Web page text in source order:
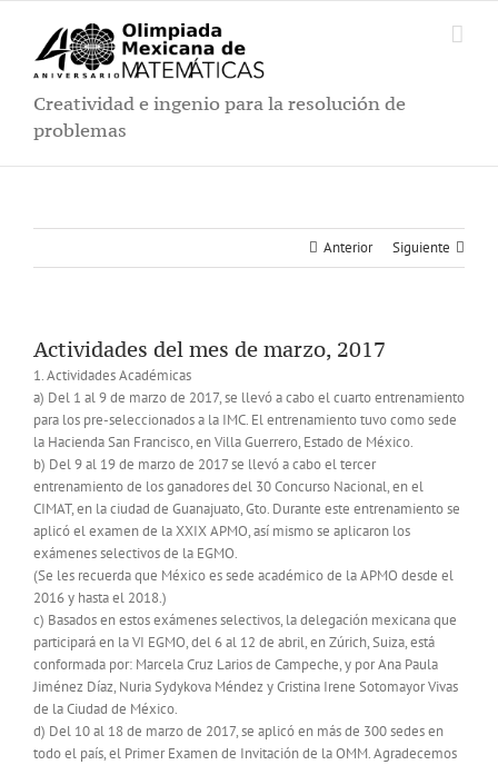
contenido
Creatividad e ingenio para la resolución de
problemas
Anterior Siguiente
Actividades del mes de marzo, 2017
1. Actividades Académicas
a) Del 1 al 9 de marzo de 2017, se llevó a cabo el cuarto entrenamiento
para los pre-seleccionados a la IMC. El entrenamiento tuvo como sede
la Hacienda San Francisco, en Villa Guerrero, Estado de México.
b) Del 9 al 19 de marzo de 2017 se llevó a cabo el tercer
entrenamiento de los ganadores del 30 Concurso Nacional, en el
CIMAT, en la ciudad de Guanajuato, Gto. Durante este entrenamiento se
aplicó el examen de la XXIX APMO, así mismo se aplicaron los
exámenes selectivos de la EGMO.
(Se les recuerda que México es sede académico de la APMO desde el
2016 y hasta el 2018.)
c) Basados en estos exámenes selectivos, la delegación mexicana que
participará en la VI EGMO, del 6 al 12 de abril, en Zúrich, Suiza, está
conformada por: Marcela Cruz Larios de Campeche, y por Ana Paula
Jiménez Díaz, Nuria Sydykova Méndez y Cristina Irene Sotomayor Vivas
de la Ciudad de México.
d) Del 10 al 18 de marzo de 2017, se aplicó en más de 300 sedes en
todo el país, el Primer Examen de Invitación de la OMM. Agradecemos